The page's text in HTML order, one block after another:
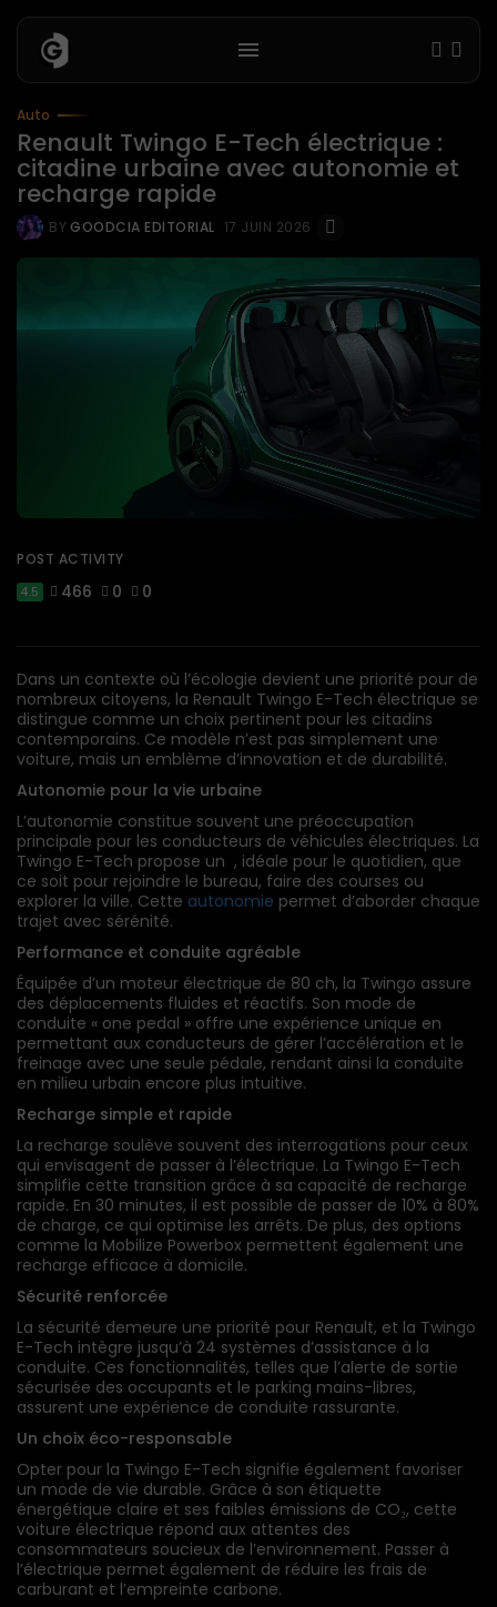
Auto
Renault Twingo E-Tech électrique :
citadine urbaine avec autonomie et
recharge rapide
BY GOODCIA EDITORIAL 17 JUIN 2026
Dans un contexte où l’écologie devient une priorité pour de
nombreux citoyens, la Renault Twingo E-Tech électrique se
distingue comme un choix pertinent pour les citadins
contemporains. Ce modèle n’est pas simplement une
voiture, mais un emblème d’innovation et de durabilité.
Autonomie pour la vie urbaine
L’autonomie constitue souvent une préoccupation
principale pour les conducteurs de véhicules électriques. La
Twingo E-Tech propose un , idéale pour le quotidien, que
ce soit pour rejoindre le bureau, faire des courses ou
explorer la ville. Cette autonomie permet d’aborder chaque
trajet avec sérénité.
Performance et conduite agréable
Équipée d’un moteur électrique de 80 ch, la Twingo assure
des déplacements fluides et réactifs. Son mode de
conduite « one pedal » offre une expérience unique en
permettant aux conducteurs de gérer l’accélération et le
freinage avec une seule pédale, rendant ainsi la conduite
en milieu urbain encore plus intuitive.
Recharge simple et rapide
La recharge soulève souvent des interrogations pour ceux
qui envisagent de passer à l’électrique. La Twingo E-Tech
simplifie cette transition grâce à sa capacité de recharge
rapide. En 30 minutes, il est possible de passer de 10% à 80%
de charge, ce qui optimise les arrêts. De plus, des options
comme la Mobilize Powerbox permettent également une
recharge efficace à domicile.
Sécurité renforcée
La sécurité demeure une priorité pour Renault, et la Twingo
E-Tech intègre jusqu’à 24 systèmes d’assistance à la
conduite. Ces fonctionnalités, telles que l’alerte de sortie
sécurisée des occupants et le parking mains-libres,
assurent une expérience de conduite rassurante.
Un choix éco-responsable
Opter pour la Twingo E-Tech signifie également favoriser
un mode de vie durable. Grâce à son étiquette
énergétique claire et ses faibles émissions de CO₂, cette
voiture électrique répond aux attentes des
consommateurs soucieux de l’environnement. Passer à
l’électrique permet également de réduire les frais de
carburant et l’empreinte carbone.
POST ACTIVITY
4.5 466 0 0